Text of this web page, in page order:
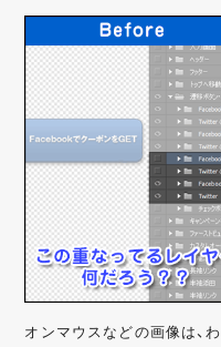
オンマウスなどの画像は、